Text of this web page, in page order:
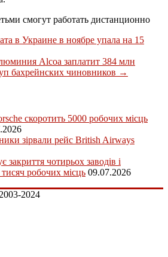
смогут работать дистанционно
в Украине в ноябре упала на 15
Alcoa заплатит 384 млн
бахрейнских чиновников →
скоротить 5000 робочих місць
зірвали рейс British Airways
закриття чотирьох заводів і
робочих місць 09.07.2026
2024